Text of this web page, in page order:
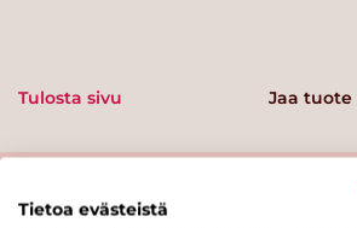
Tulosta sivu Jaa tuote
Tietoa evästeistä